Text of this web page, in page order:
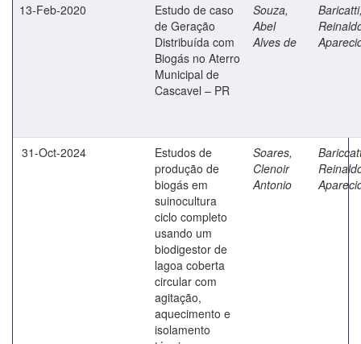
13-Feb-2020
Estudo de caso
de Geração
Distribuída com
Biogás no Aterro
Municipal de
Cascavel – PR
Souza,
Abel
Alves de
31-Oct-2024
Estudos de
produção de
biogás em
suinocultura
ciclo completo
usando um
biodigestor de
lagoa coberta
circular com
agitação,
aquecimento e
isolamento
Soares,
Clenoir
Antonio